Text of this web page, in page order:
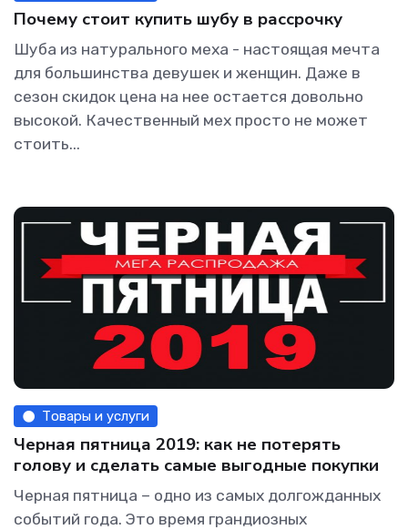
Почему стоит купить шубу в рассрочку
Шуба из натурального меха - настоящая мечта
для большинства девушек и женщин. Даже в
сезон скидок цена на нее остается довольно
высокой. Качественный мех просто не может
стоить...
Товары и услуги
Черная пятница 2019: как не потерять
голову и сделать самые выгодные покупки
Черная пятница – одно из самых долгожданных
событий года. Это время грандиозных